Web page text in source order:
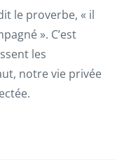
le proverbe, « il
». C’est
les
notre vie privée